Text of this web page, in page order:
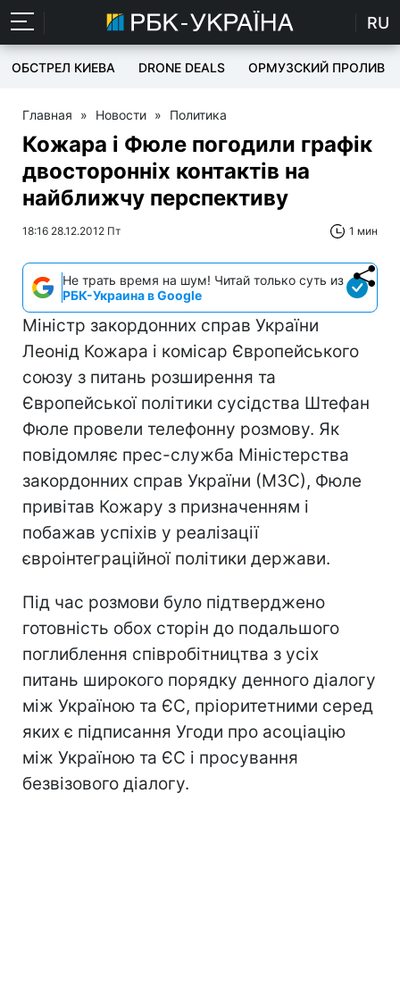
RU
ОБСТРЕЛ КИЕВА DRONE DEALS ОРМУЗСКИЙ ПРОЛИВ
Главная » Новости » Политика
Кожара і Фюле погодили графік
двосторонніх контактів на
найближчу перспективу
18:16 28.12.2012 Пт 1 мин
Не трать время на шум! Читай только суть из
РБК-Украина в Google
Міністр закордонних справ України
Леонід Кожара і комісар Європейського
союзу з питань розширення та
Європейської політики сусідства Штефан
Фюле провели телефонну розмову. Як
повідомляє прес-служба Міністерства
закордонних справ України (МЗС), Фюле
привітав Кожару з призначенням і
побажав успіхів у реалізації
євроінтеграційної політики держави.
Під час розмови було підтверджено
готовність обох сторін до подальшого
поглиблення співробітництва з усіх
питань широкого порядку денного діалогу
між Україною та ЄС, пріоритетними серед
яких є підписання Угоди про асоціацію
між Україною та ЄС і просування
безвізового діалогу.